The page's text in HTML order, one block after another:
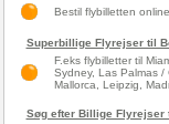
Bestil flybilletten
Superbillige Flyrejser til
F.eks flybilletter til
Sydney, Las Palmas /
Mallorca, Leipzig,
Søg efter Billige Flyrejser